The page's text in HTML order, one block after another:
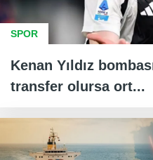
SPOR
Kenan Yıldız
transfer olursa ort...